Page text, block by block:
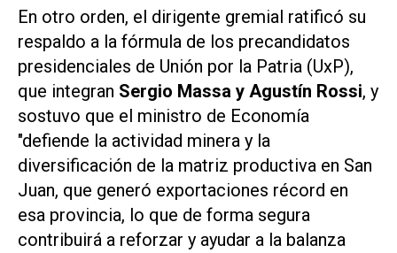
En otro orden, el dirigente gremial ratificó su
respaldo a la fórmula de los precandidatos
presidenciales de Unión por la Patria (UxP),
que integran Sergio Massa y Agustín Rossi, y
sostuvo que el ministro de Economía
"defiende la actividad minera y la
diversificación de la matriz productiva en San
Juan, que generó exportaciones récord en
esa provincia, lo que de forma segura
contribuirá a reforzar y ayudar a la balanza